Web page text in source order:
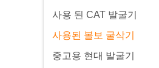
사용 된 CAT 발굴기
사용된 볼보 굴삭기
중고용 현대 발굴기